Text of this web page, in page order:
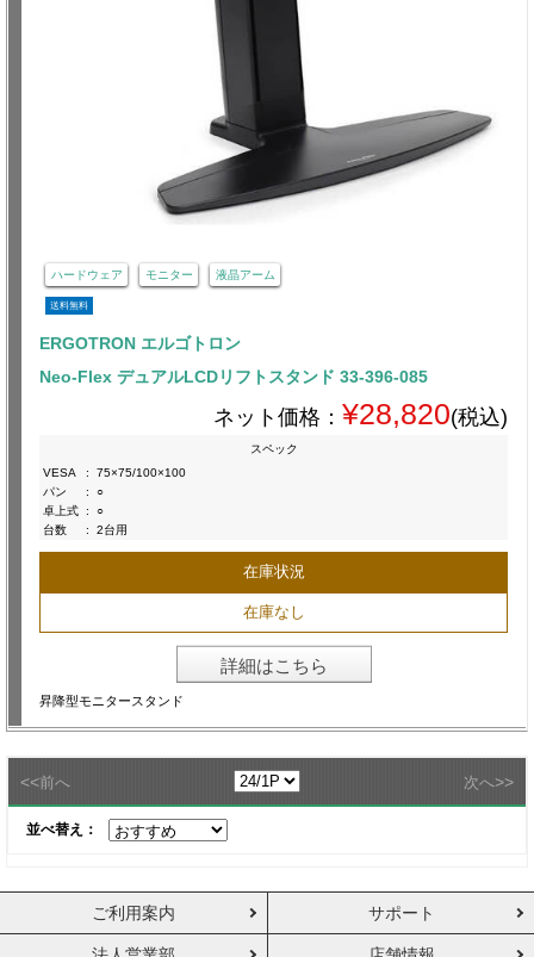
ハードウェア モニター 液晶アーム
送料無料
ERGOTRON エルゴトロン
Neo-Flex デュアルLCDリフトスタンド 33-396-085
ネット価格： ¥28,820(税込)
スペック
VESA
:
75×75/100×100
パン
:
○
卓上式 :
○
台数
: 2台用
在庫状況
在庫なし
詳細はこちら
昇降型モニタースタンド
<<前へ 次へ>>
並べ替え：
ご利用案内 サポート